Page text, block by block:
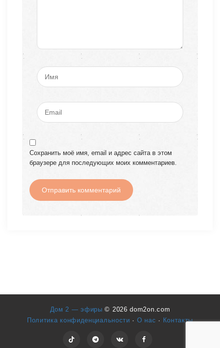
Сохранить моё имя, email и адрес сайта в этом
браузере для последующих моих комментариев.
Дом 2 — эфиры© 2026 dom2on.com
Политика конфиденциальности · О нас · Контакты